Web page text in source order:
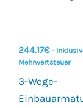
244.17€ -
Mehrwertsteuer
3-Wege-